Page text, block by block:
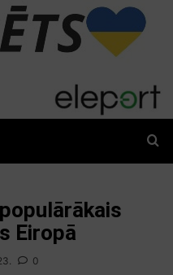
Eiropā
0